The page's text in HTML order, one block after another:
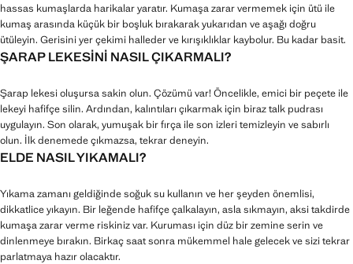
hassas kumaşlarda harikalar yaratır. Kumaşa zarar vermemek için ütü ile
kumaş arasında küçük bir boşluk bırakarak yukarıdan ve aşağı doğru
ütüleyin. Gerisini yer çekimi halleder ve kırışıklıklar kaybolur. Bu kadar basit.
ŞARAP LEKESINI NASIL ÇIKARMALI?
Şarap lekesi oluşursa sakin olun. Çözümü var! Öncelikle, emici bir peçete ile
lekeyi hafifçe silin. Ardından, kalıntıları çıkarmak için biraz talk pudrası
uygulayın. Son olarak, yumuşak bir fırça ile son izleri temizleyin ve sabırlı
olun. İlk denemede çıkmazsa, tekrar deneyin.
ELDE NASIL YIKAMALI?
Yıkama zamanı geldiğinde soğuk su kullanın ve her şeyden önemlisi,
dikkatlice yıkayın. Bir leğende hafifçe çalkalayın, asla sıkmayın, aksi takdirde
kumaşa zarar verme riskiniz var. Kuruması için düz bir zemine serin ve
dinlenmeye bırakın. Birkaç saat sonra mükemmel hale gelecek ve sizi tekrar
parlatmaya hazır olacaktır.